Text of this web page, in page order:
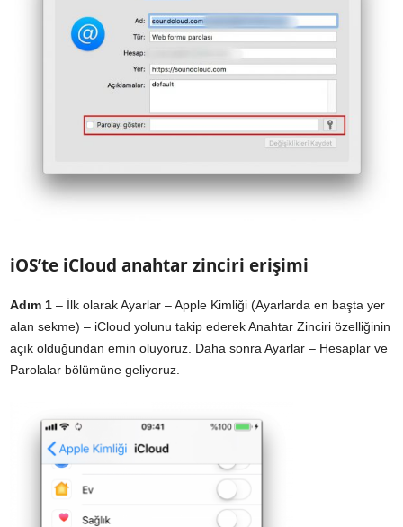
iOS’te iCloud anahtar zinciri erişimi
Adım 1 – İlk olarak Ayarlar – Apple Kimliği (Ayarlarda en başta yer
alan sekme) – iCloud yolunu takip ederek Anahtar Zinciri özelliğinin
açık olduğundan emin oluyoruz. Daha sonra Ayarlar – Hesaplar ve
Parolalar bölümüne geliyoruz.